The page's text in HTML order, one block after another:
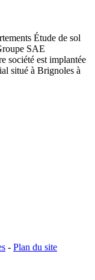
Étude de sol
SAE
société est implantée
situé à Brignoles à
- Plan du site